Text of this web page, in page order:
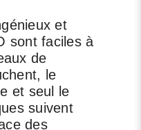
et
sont faciles à
de
le
et seul le
suivent
des